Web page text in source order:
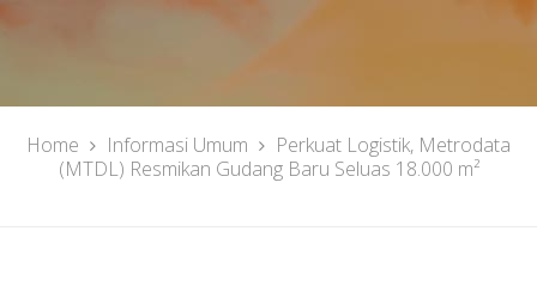
Home Informasi Umum
Perkuat Logistik, Metrodata
(MTDL) Resmikan Gudang Baru Seluas 18.000 m²